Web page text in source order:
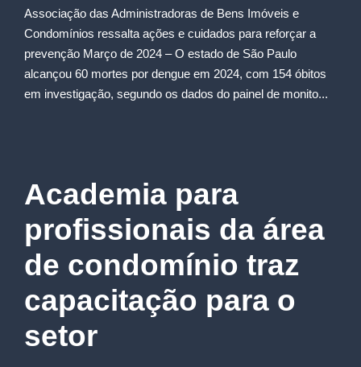
Associação das Administradoras de Bens Imóveis e
Condomínios ressalta ações e cuidados para reforçar a
prevenção Março de 2024 – O estado de São Paulo
alcançou 60 mortes por dengue em 2024, com 154 óbitos
em investigação, segundo os dados do painel de monito...
Academia para
profissionais da área
de condomínio traz
capacitação para o
setor